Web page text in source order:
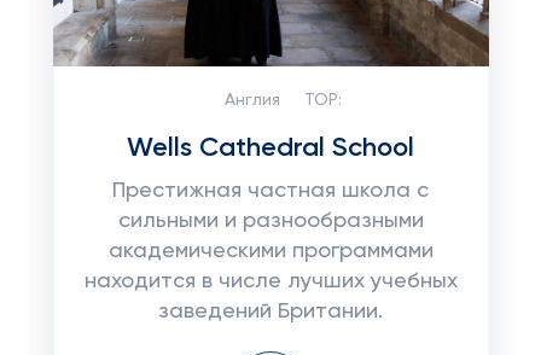
Англия TOP:
Wells Cathedral School
Престижная частная школа с
сильными и разнообразными
академическими программами
находится в числе лучших учебных
заведений Британии.